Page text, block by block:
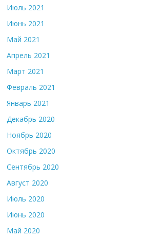
Июль 2021
Июнь 2021
Май 2021
Апрель 2021
Март 2021
Февраль 2021
Январь 2021
Декабрь 2020
Ноябрь 2020
Октябрь 2020
Сентябрь 2020
Август 2020
Июль 2020
Июнь 2020
Май 2020